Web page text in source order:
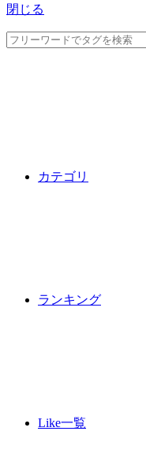
閉じる
カテゴリ
ランキング
Like一覧